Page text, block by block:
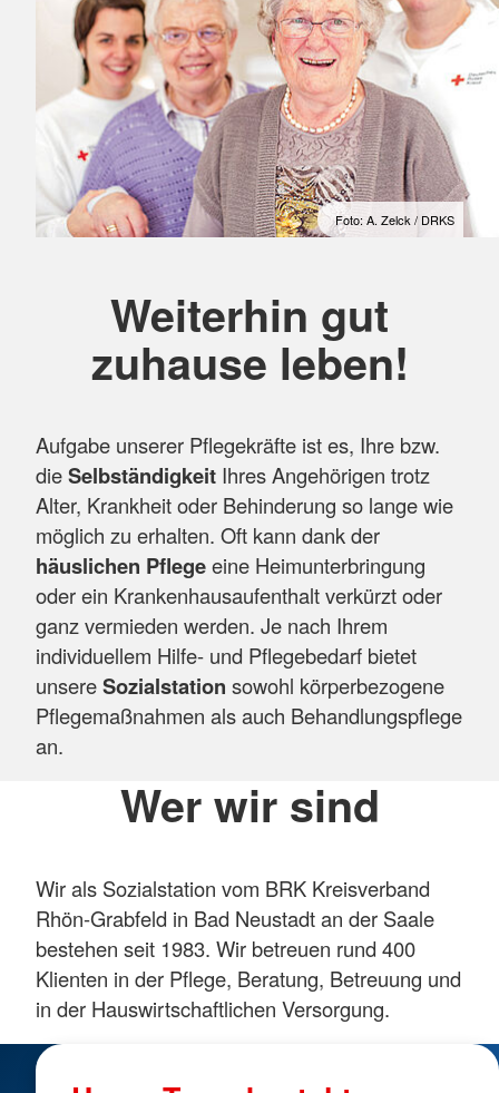
Foto: A. Zelck / DRKS
Weiterhin gut
zuhause leben!
Aufgabe unserer Pflegekräfte ist es, Ihre bzw.
dieSelbständigkeit Ihres Angehörigen trotz
Alter, Krankheit oder Behinderung so lange wie
möglich zu erhalten. Oft kann dank der
häuslichen Pflegeeine Heimunterbringung
oder ein Krankenhausaufenthalt verkürzt oder
ganz vermieden werden. Je nach Ihrem
individuellem Hilfe- und Pflegebedarf bietet
unsereSozialstation sowohl körperbezogene
Pflegemaßnahmen als auch Behandlungspflege
an.
Wer wir sind
Wir als Sozialstation vom BRK Kreisverband
Rhön-Grabfeld in Bad Neustadt an der Saale
bestehen seit 1983. Wir betreuen rund 400
Klienten in der Pflege, Beratung, Betreuung und
in der Hauswirtschaftlichen Versorgung.